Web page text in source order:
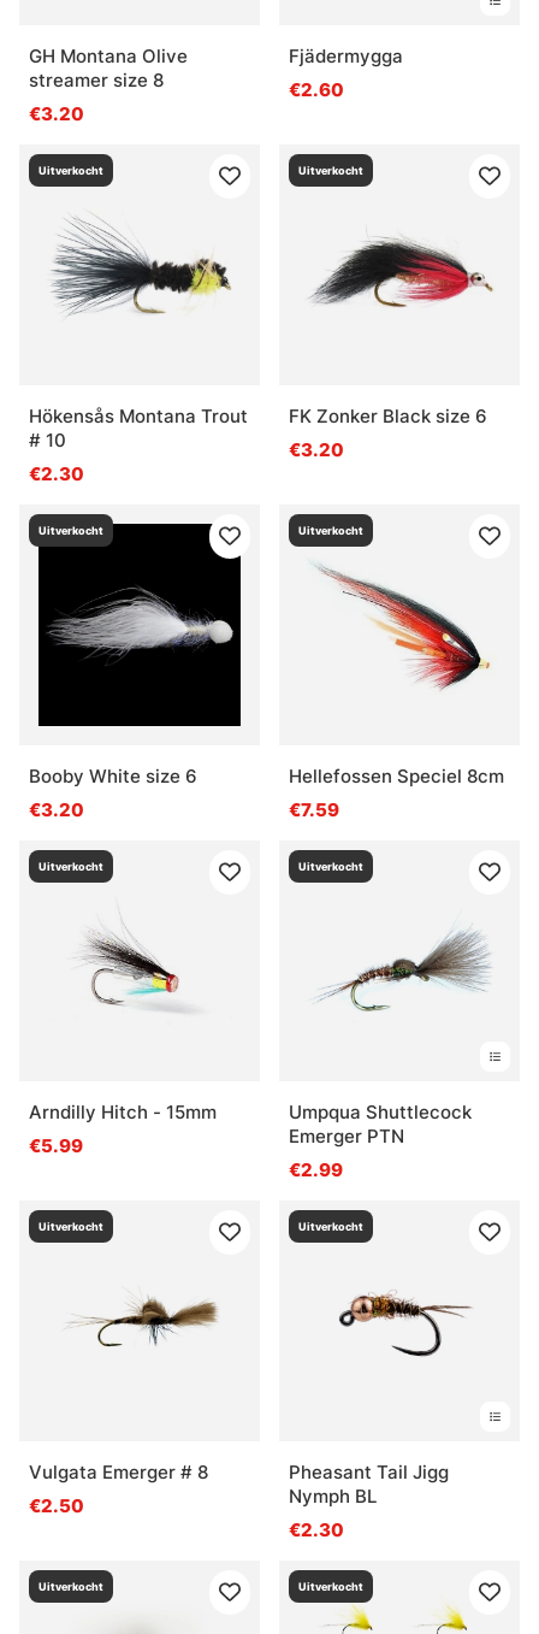
GH Montana Olive
streamer size 8
€3.20
Fjädermygga
€2.60
Uitverkocht
Hökensås Montana Trout
# 10
€2.30
Uitverkocht
FK Zonker Black size 6
€3.20
Uitverkocht
Booby White size 6
€3.20
Uitverkocht
Hellefossen Speciel 8cm
€7.59
Uitverkocht
Arndilly Hitch - 15mm
€5.99
Uitverkocht
Umpqua Shuttlecock
Emerger PTN
€2.99
Uitverkocht
Vulgata Emerger # 8
€2.50
Uitverkocht
Pheasant Tail Jigg
Nymph BL
€2.30
Uitverkocht Uitverkocht